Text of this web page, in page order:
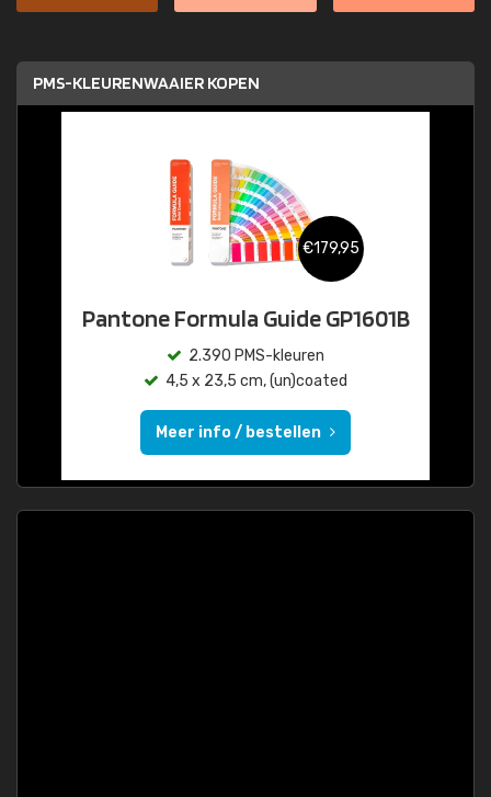
PMS-KLEURENWAAIER KOPEN
€179,95
Pantone Formula Guide GP1601B
2.390 PMS-kleuren
4,5 x 23,5 cm, (un)coated
Meer info / bestellen